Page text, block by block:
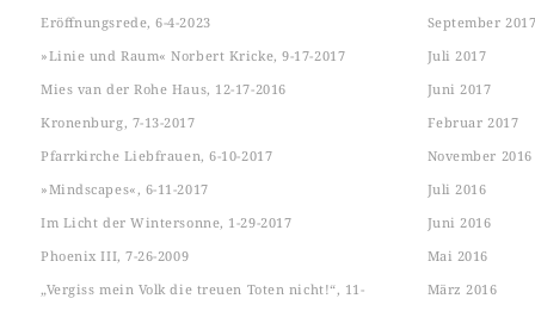
Eröffnungsrede, 6-4-2023
»Linie und Raum« Norbert Kricke, 9-17-2017
Mies van der Rohe Haus, 12-17-2016
Kronenburg, 7-13-2017
Pfarrkirche Liebfrauen, 6-10-2017
»Mindscapes«, 6-11-2017
Im Licht der Wintersonne, 1-29-2017
Phoenix III, 7-26-2009
„Vergiss mein Volk die treuen Toten nicht!“, 11-
September
Juli 2017
Juni 2017
Februar 2017
November 2016
Juli 2016
Juni 2016
Mai 2016
März 2016